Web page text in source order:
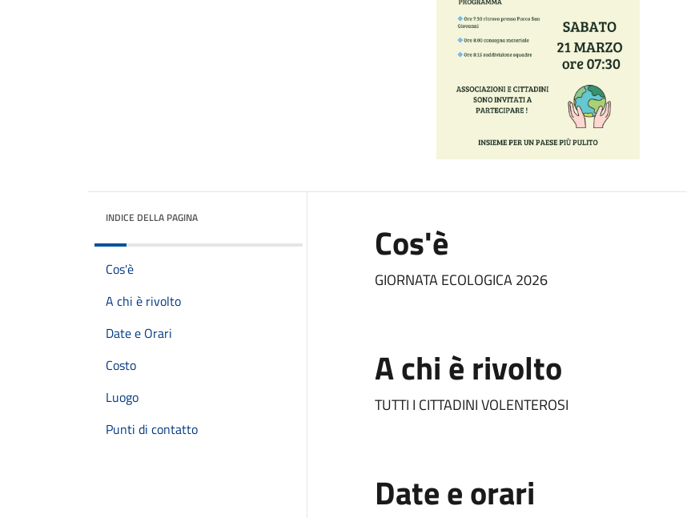
INDICE DELLA PAGINA
Cos'è
A chi è rivolto
Date e Orari
Costo
Luogo
Punti di contatto
Cos'è
GIORNATA ECOLOGICA 2026
A chi è rivolto
TUTTI I CITTADINI VOLENTEROSI
Date e orari